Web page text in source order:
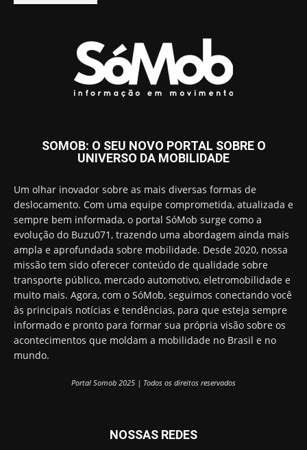
SOMOB: O SEU NOVO PORTAL SOBRE O
UNIVERSO DA MOBILIDADE
Um olhar inovador sobre as mais diversas formas de
deslocamento. Com uma equipe comprometida, atualizada e
sempre bem informada, o portal SóMob surge como a
evolução do Buzu071, trazendo uma abordagem ainda mais
ampla e aprofundada sobre mobilidade. Desde 2020, nossa
missão tem sido oferecer conteúdo de qualidade sobre
transporte público, mercado automotivo, eletromobilidade e
muito mais. Agora, com o SóMob, seguimos conectando você
às principais notícias e tendências, para que esteja sempre
informado e pronto para formar sua própria visão sobre os
acontecimentos que moldam a mobilidade no Brasil e no
mundo.
Portal Somob 2025 | Todos os direitos reservados
NOSSAS REDES